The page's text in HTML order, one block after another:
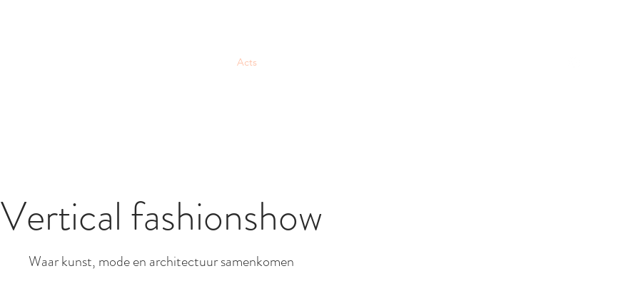
Acts
Vertical fashionshow
Waar kunst, mode en architectuur samenkomen